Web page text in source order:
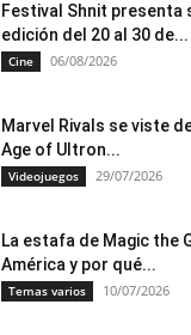
Festival Shnit presenta
edición del 20 al 30 de...
Cine 06/08/2026
Marvel Rivals se viste
Age of Ultron...
Videojuegos 29/07/2026
La estafa de Magic the
América y por qué...
Temas varios 10/07/2026